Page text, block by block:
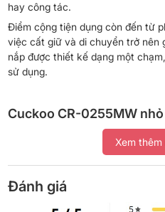
hay công tác.
Điểm cộng tiện dụng còn đến từ
việc cất giữ và di chuyển trở nên
nắp được thiết kế dạng một
sử dụng.
Cuckoo CR-0255MW
bữa ăn hàng ngày
Cuckoo CR-0255MW tuy nhỏ
hầm linh hoạt. Sản phẩm tích hợp
Xem thêm
Đánh giá